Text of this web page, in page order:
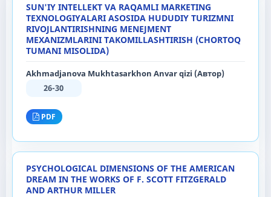
SUN'IY INTELLEKT VA RAQAMLI MARKETING
TEXNOLOGIYALARI ASOSIDA HUDUDIY TURIZMNI
RIVOJLANTIRISHNING MENEJMENT
MEXANIZMLARINI TAKOMILLASHTIRISH (CHORTOQ
TUMANI MISOLIDA)
Akhmadjanova Mukhtasarkhon Anvar qizi (Автор)
26-30
PDF
PSYCHOLOGICAL DIMENSIONS OF THE AMERICAN
DREAM IN THE WORKS OF F. SCOTT FITZGERALD
AND ARTHUR MILLER